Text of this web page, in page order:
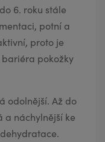
6. roku stále
potní a
proto je
pokožky
odolnější. Až do
a náchylnější ke